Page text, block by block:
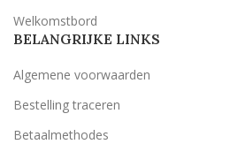
Welkomstbord
BELANGRIJKE LINKS
Algemene voorwaarden
Bestelling traceren
Betaalmethodes